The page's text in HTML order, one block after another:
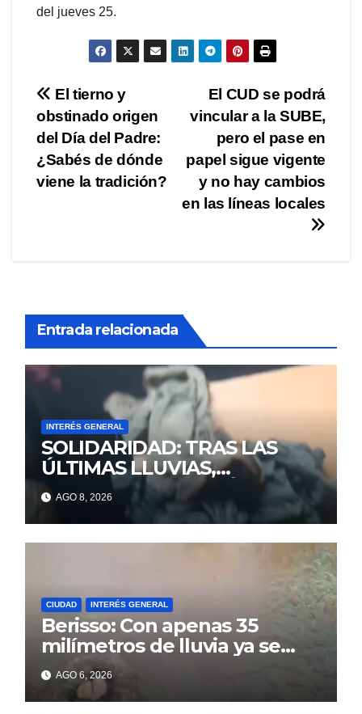
del jueves 25.
Navegación
de
entradas
El CUD se podrá
vincular a la SUBE,
pero el pase en
papel sigue vigente
y no hay cambios
en las líneas locales
El tierno y
obstinado origen
del Día del Padre:
¿Sabés de dónde
viene la tradición?
Entrada relacionada
INTERÉS GENERAL
SOLIDARIDAD: TRAS LAS
ÚLTIMAS LLUVIAS,
ALEJANDRA PERDIÓ TODO Y
NECESITA DE LA AYUDA DE
TODOS
AGO 8, 2026
CIUDAD INTERÉS GENERAL
Berisso: Con apenas 35
milímetros de lluvia ya se
sienten los problemas
AGO 6, 2026